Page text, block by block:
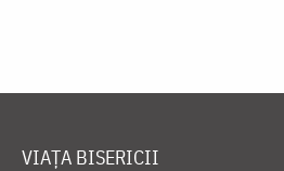
VIAȚA BISERICII